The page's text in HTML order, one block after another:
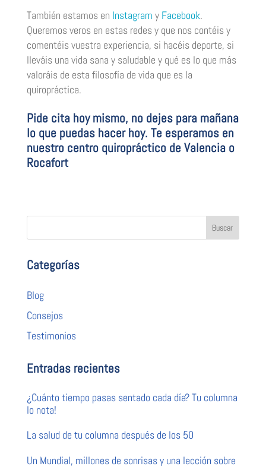
También estamos en Instagram y Facebook.
Queremos veros en estas redes y que nos contéis y
comentéis vuestra experiencia, si hacéis deporte, si
lleváis una vida sana y saludable y qué es lo que más
valoráis de esta filosofía de vida que es la
quiropráctica.
Pide cita hoy mismo, no dejes para mañana
lo que puedas hacer hoy. Te esperamos en
nuestro centro quiropráctico de Valencia o
Rocafort
Categorías
Blog
Consejos
Testimonios
Entradas recientes
¿Cuánto tiempo pasas sentado cada día? Tu columna
lo nota!
La salud de tu columna después de los 50
Un Mundial, millones de sonrisas y una lección sobre